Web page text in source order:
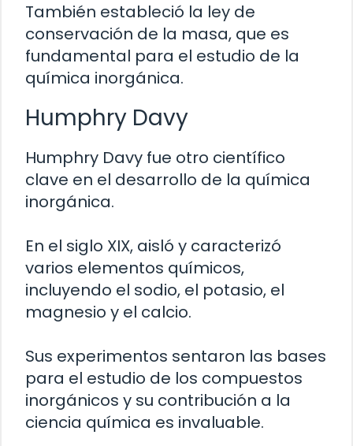
También estableció la ley de
conservación de la masa, que es
fundamental para el estudio de la
química inorgánica.
Humphry Davy
Humphry Davy fue otro científico
clave en el desarrollo de la química
inorgánica.
En el siglo XIX, aisló y caracterizó
varios elementos químicos,
incluyendo el sodio, el potasio, el
magnesio y el calcio.
Sus experimentos sentaron las bases
para el estudio de los compuestos
inorgánicos y su contribución a la
ciencia química es invaluable.